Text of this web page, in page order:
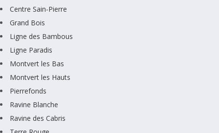
Centre Sain-Pierre
Grand Bois
Ligne des Bambous
Ligne Paradis
Montvert les Bas
Montvert les Hauts
Pierrefonds
Ravine Blanche
Ravine des Cabris